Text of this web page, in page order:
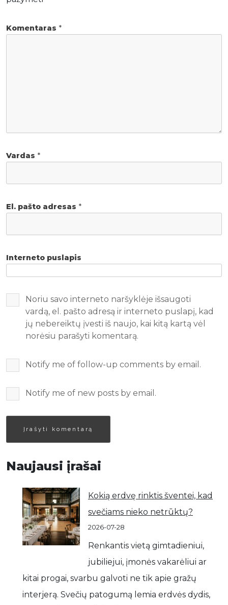
Komentaras *
Vardas *
El. pašto adresas *
Interneto puslapis
Noriu savo interneto naršyklėje išsaugoti
vardą, el. pašto adresą ir interneto puslapį, kad
jų nebereiktų įvesti iš naujo, kai kitą kartą vėl
norėsiu parašyti komentarą.
Notify me of follow-up comments by email.
Notify me of new posts by email.
Naujausi įrašai
Kokią erdvę rinktis šventei, kad
svečiams nieko netrūktų?
2026-07-28
Renkantis vietą gimtadieniui,
jubiliejui, įmonės vakarėliui ar
kitai progai, svarbu galvoti ne tik apie gražų
interjerą. Svečių patogumą lemia erdvės dydis,